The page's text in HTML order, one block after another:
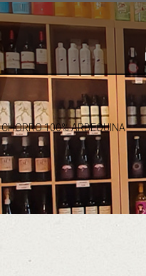
100% ARBEQUINA